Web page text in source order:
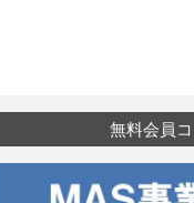
よび業務委託会社に対し
無料会員